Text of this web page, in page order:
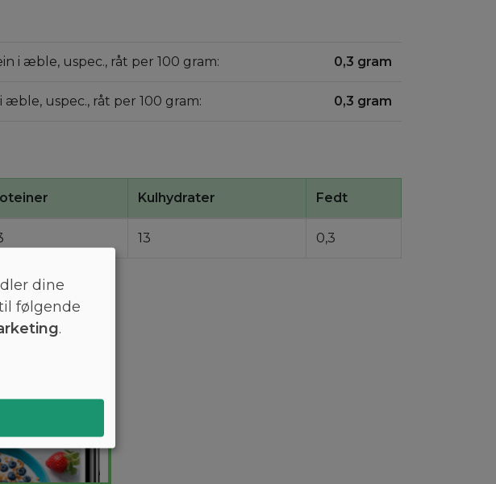
i æble, uspec., råt per 100 gram: 0,3 gram
æble, uspec., råt per 100 gram: 0,3 gram
Kulhydrater Fedt
13 0,3
dine
følgende
.